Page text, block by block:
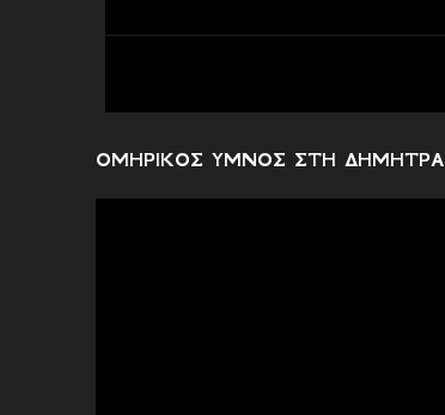
ΟΜΗΡΙΚΟΣ ΥΜΝΟΣ ΣΤΗ ΔΗΜΗΤΡΑ